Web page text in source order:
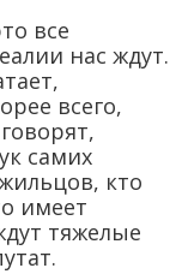
все
нас ждут.
всего,
самих
кто
имеет
тяжелые